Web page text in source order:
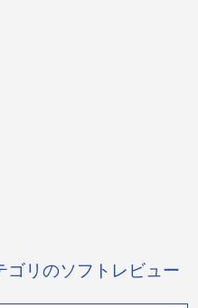
ゴリのソフトレビュー